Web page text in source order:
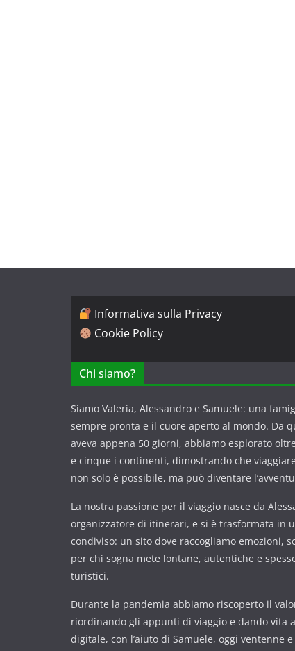
Informativa sulla Privacy
Cookie Policy
Chi siamo?
Siamo Valeria, Alessandro e Samuele: una
sempre pronta e il cuore aperto al mondo. Da
aveva appena 50 giorni, abbiamo esplorato
e cinque i continenti, dimostrando che
non solo è possibile, ma può diventare
La nostra passione per il viaggio nasce da
organizzatore di itinerari, e si è trasformata in
condiviso: un sito dove raccogliamo emozioni,
per chi sogna mete lontane, autentiche e
turistici.
Durante la pandemia abbiamo riscoperto il
riordinando gli appunti di viaggio e dando vita
digitale, con l’aiuto di Samuele, oggi ventenne